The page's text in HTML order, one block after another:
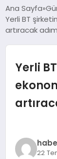
ANA SAYFA
GÜNDEM
İZMIR
EKONOMI
Ana Sayfa
Yerli BT
artıracak adım
Yerli
22